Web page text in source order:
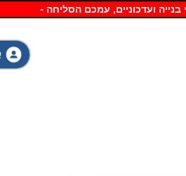
דילוג
בנייה ועדכוניים, עמכם הסליחה -